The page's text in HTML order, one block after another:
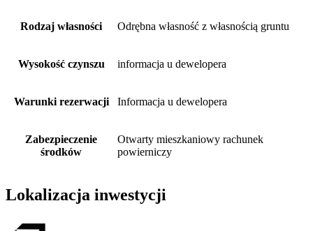
Rodzaj własności Odrębna własność z własnością gruntu
Wysokość czynszu informacja u dewelopera
Warunki rezerwacji Informacja u dewelopera
Zabezpieczenie
środków
Otwarty mieszkaniowy rachunek
powierniczy
Lokalizacja inwestycji